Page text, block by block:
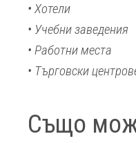
• Хотели
• Учебни заведения
• Работни места
• Търговски
Също